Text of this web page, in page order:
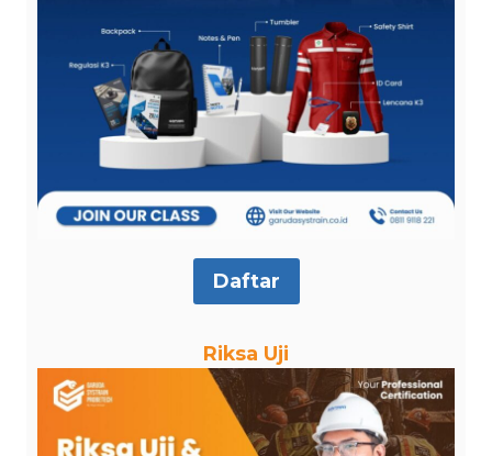
Daftar
Riksa Uji